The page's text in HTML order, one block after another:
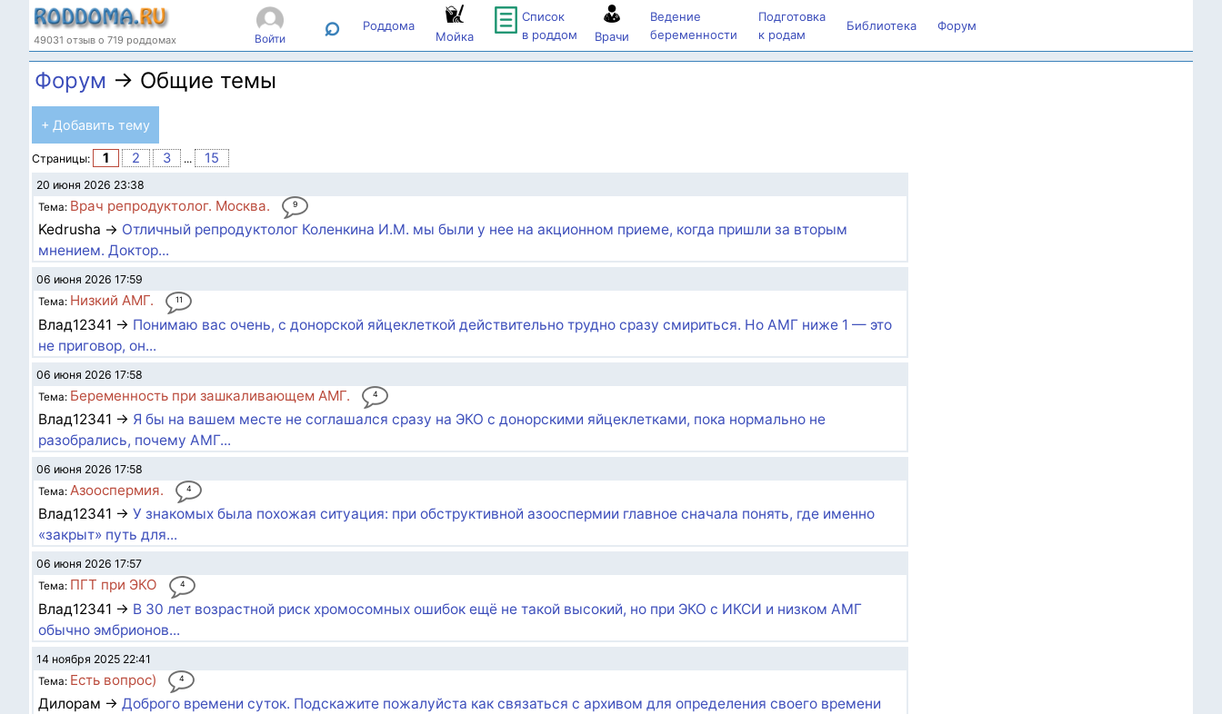
49031 отзыв о 719 роддомах Войти ⌕ Роддома
Мойка
Список
в роддом
Врачи
Ведение
беременности
Подготовка
к родам
Библиотека Форум
Форум → Общие темы
+ Добавить тему
Страницы: 1 2 3 ... 15
20 июня 2026 23:38
Тема: Врач репродуктолог. Москва. 9
Kedrusha → Отличный репродуктолог Коленкина И.М. мы были у нее на акционном приеме, когда пришли за вторым
мнением. Доктор...
06 июня 2026 17:59
Тема: Низкий АМГ. 11
Влад12341 → Понимаю вас очень, с донорской яйцеклеткой действительно трудно сразу смириться. Но АМГ ниже 1 — это
не приговор, он...
06 июня 2026 17:58
Тема: Беременность при зашкаливающем АМГ. 4
Влад12341 → Я бы на вашем месте не соглашался сразу на ЭКО с донорскими яйцеклетками, пока нормально не
разобрались, почему АМГ...
06 июня 2026 17:58
Тема: Азооспермия. 4
Влад12341 → У знакомых была похожая ситуация: при обструктивной азооспермии главное сначала понять, где именно
«закрыт» путь для...
06 июня 2026 17:57
Тема: ПГТ при ЭКО 4
Влад12341 → В 30 лет возрастной риск хромосомных ошибок ещё не такой высокий, но при ЭКО с ИКСИ и низком АМГ
обычно эмбрионов...
14 ноября 2025 22:41
Тема: Есть вопрос) 4
Дилорам → Доброго времени суток. Подскажите пожалуйста как связаться с архивом для определения своего времени